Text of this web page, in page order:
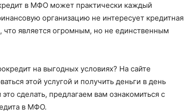
в МФО может практически каждый
организацию не интересует кредитная
является огромным, но не единственным
на выгодных условиях? На сайте
этой услугой и получить деньги в день
сделать, предлагаем вам ознакомиться с
в МФО.